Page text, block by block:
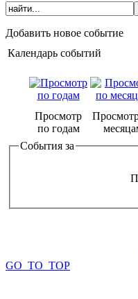
Добавить новое событие
Календарь событий
Просмотр
по годам
События за
GO_TO_TOP